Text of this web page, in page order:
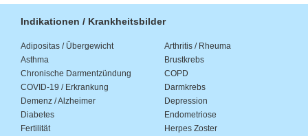
Indikationen / Krankheitsbilder
Adipositas / Übergewicht
Arthritis / Rheuma
Asthma
Brustkrebs
Chronische Darmentzündung
COPD
COVID-19 / Erkrankung
Darmkrebs
Demenz / Alzheimer
Depression
Diabetes
Endometriose
Fertilität
Herpes Zoster